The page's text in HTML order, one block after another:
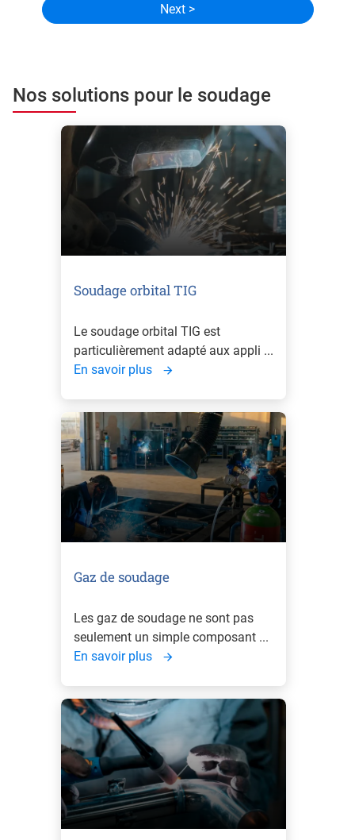
Nos solutions pour le soudage
Soudage orbital TIG
Le soudage orbital TIG est
particulièrement adapté aux appli ...
En savoir plus
Gaz de soudage
Les gaz de soudage ne sont pas
seulement un simple composant ...
En savoir plus